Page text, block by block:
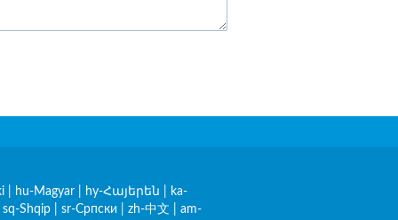
hu-Magyar hy-Հայերեն
ka-
sq-Shqip sr-Српски zh-中文
am-